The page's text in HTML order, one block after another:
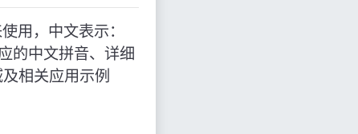
用，中文表示：
的中文拼音、详细
相关应用示例